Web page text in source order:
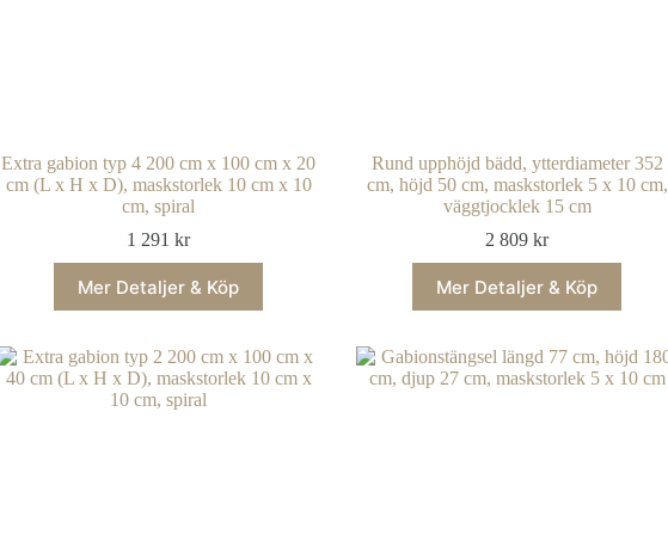
Extra gabion typ 4 200 cm x 100 cm x 20
cm (L x H x D), maskstorlek 10 cm x 10
cm, spiral
1 291kr
Mer Detaljer & Köp
Rund upphöjd bädd, ytterdiameter 352
cm, höjd 50 cm, maskstorlek 5 x 10 cm,
väggtjocklek 15 cm
2 809kr
Mer Detaljer & Köp